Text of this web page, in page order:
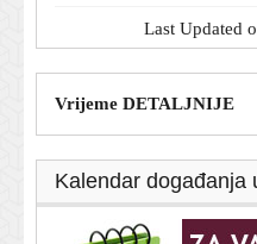
Last Updated
Vrijeme DETALJNIJE
Kalendar događanja